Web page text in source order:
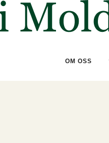
OM OSS